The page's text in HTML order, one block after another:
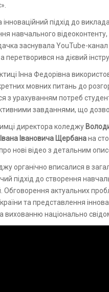
підхід до
навчального
заснувала YouTube-
перетворився на дієвий
Інна Федорівна
мовних питань до
з урахуванням потреб
завданнями, що
директора коледжу
Івана Івановича Щербанана
нові відео з детальним
органічно вписалися в
підхід до створення
Обговорення актуальних
України та представлення
національно